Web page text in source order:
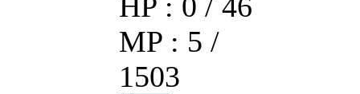
MP : 5 /
1503